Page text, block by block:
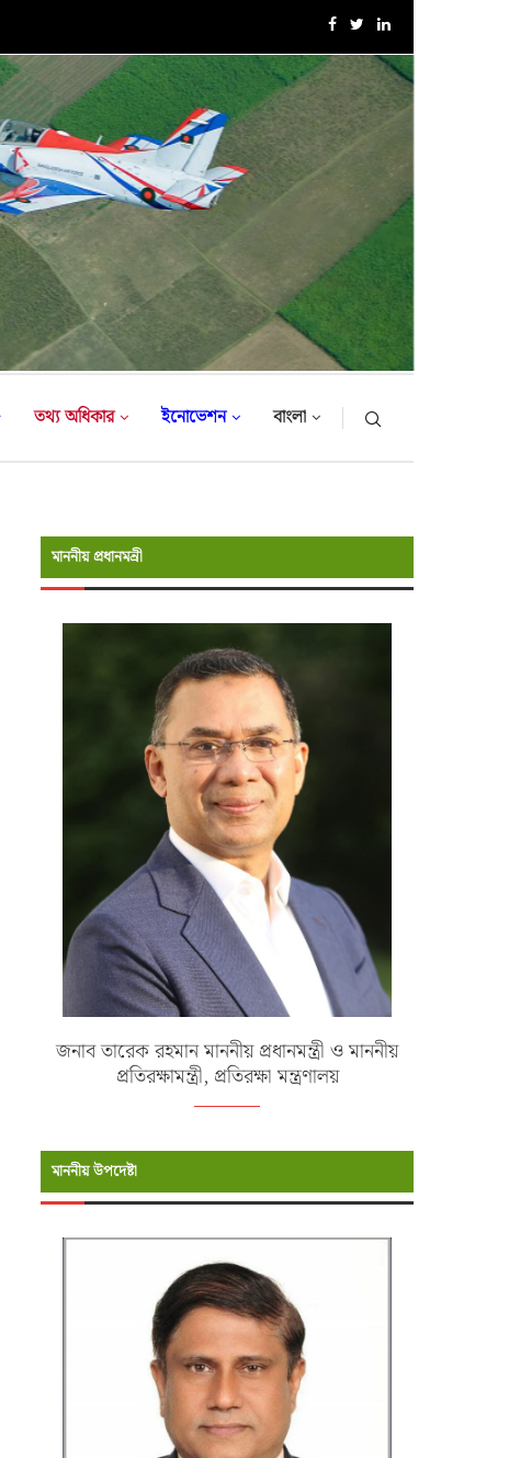
১৮-তম নৌবাহিনী প্রধান হিসেবে নিয়োগ পেলেন রিয়ার এডমিরাল...
তথ্য অধিকার ইনোভেশন বাংলা
মাননীয় প্রধানমন্রী
জনাব তারেক রহমান মাননীয় প্রধানমন্ত্রী ও মাননীয়
প্রতিরক্ষামন্ত্রী, প্রতিরক্ষা মন্ত্রণালয়
মাননীয় উপদেষ্টা